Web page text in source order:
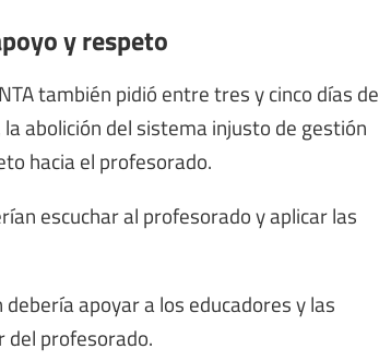
y respeto
también pidió entre tres y cinco días de
abolición del sistema injusto de gestión
hacia el profesorado.
escuchar al profesorado y aplicar las
apoyar a los educadores y las
del profesorado.